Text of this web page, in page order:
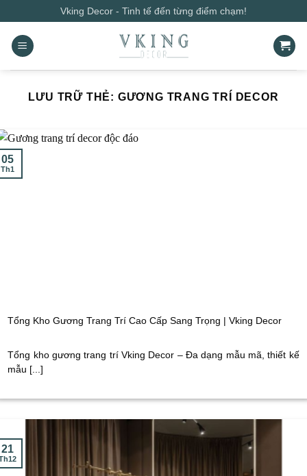
qua
nội
dung
Vking Decor - Tinh tế đến từng điểm chạm!
LƯU TRỮ THẺ: GƯƠNG TRANG TRÍ DECOR
Tổng Kho Gương Trang Trí Cao Cấp Sang Trọng | Vking Decor
Tổng kho gương trang trí Vking Decor – Đa dạng mẫu mã, thiết kế
mẫu [...]
05
Th1
21